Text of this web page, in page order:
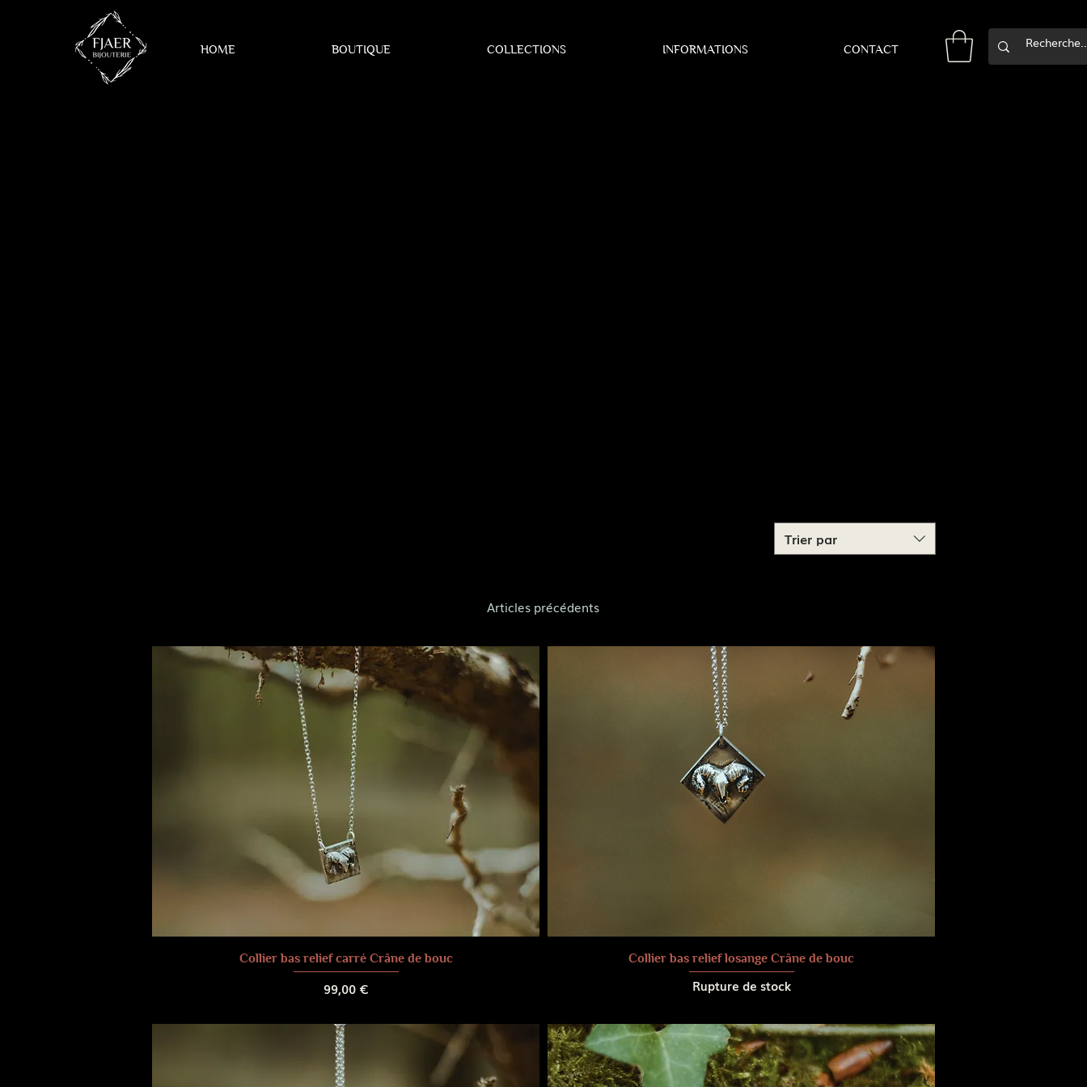
HOME BOUTIQUE COLLECTIONS INFORMATIONS CONTACT
Trier par
Articles précédents
Collier bas relief carré Crâne de bouc
Prix
99,00 €
Collier bas relief losange Crâne de bouc
Rupture de stock